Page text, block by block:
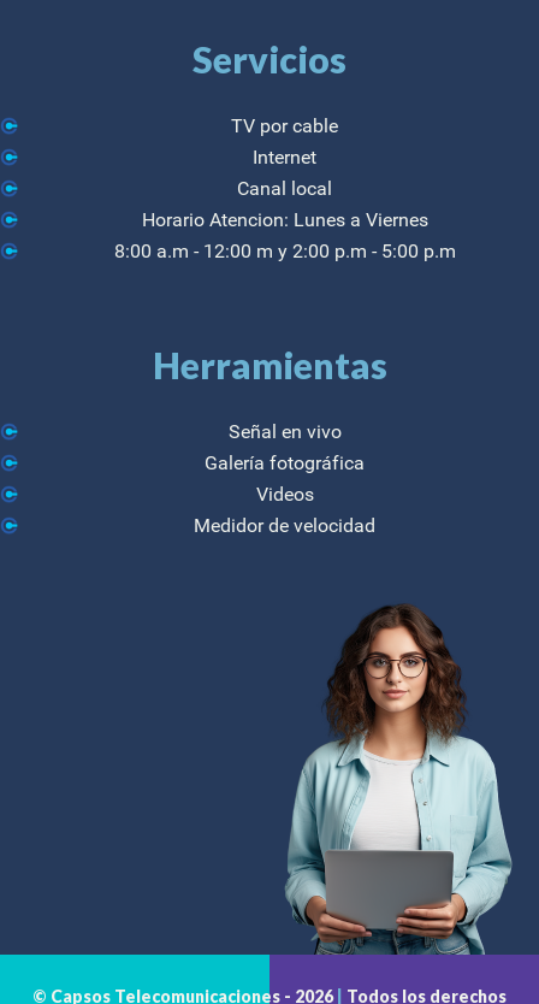
Servicios
TV por cable
Internet
Canal local
Horario Atencion: Lunes a Viernes
8:00 a.m - 12:00 m y 2:00 p.m - 5:00 p.m
Herramientas
Señal en vivo
Galería fotográfica
Videos
Medidor de velocidad
© Capsos Telecomunicaciones - 2026 Todos los derechos